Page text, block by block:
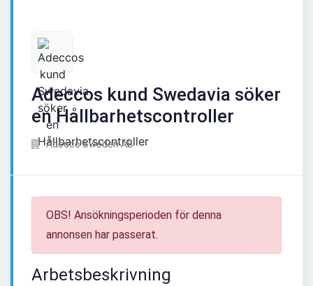
Adeccos kund Swedavia söker
en Hållbarhetscontroller
Adecco Sweden AB
OBS! Ansökningsperioden för denna
annonsen har passerat.
Arbetsbeskrivning